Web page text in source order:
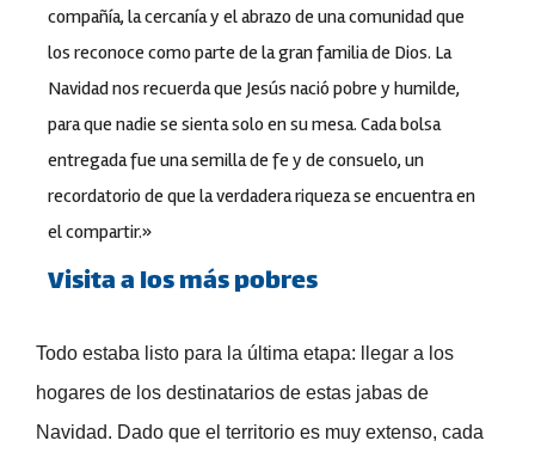
compañía, la cercanía y el abrazo de una comunidad que
los reconoce como parte de la gran familia de Dios. La
Navidad nos recuerda que Jesús nació pobre y humilde,
para que nadie se sienta solo en su mesa. Cada bolsa
entregada fue una semilla de fe y de consuelo, un
recordatorio de que la verdadera riqueza se encuentra en
el compartir.»
Visita a los más pobres
Todo estaba listo para la última etapa: llegar a los
hogares de los destinatarios de estas jabas de
Navidad. Dado que el territorio es muy extenso, cada